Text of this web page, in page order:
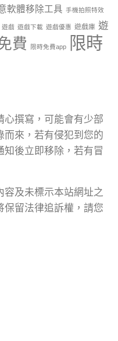
軟體移除工具 手機拍照特效
遊戲 遊戲下載 遊戲優惠 遊戲庫 遊
費 限時免費app
限時
心撰寫，可能會有少部
而來，若有侵犯到您的
後立即移除，若有冒
容及未標示本站網址之
保留法律追訴權，請您